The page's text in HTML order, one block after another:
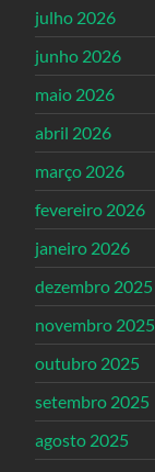
julho 2026
junho 2026
maio 2026
abril 2026
março 2026
fevereiro 2026
janeiro 2026
dezembro 2025
novembro 2025
outubro 2025
setembro 2025
agosto 2025